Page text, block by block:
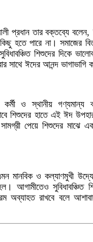
প্রধান তার বক্তব্যে বলেন,
হতে পারে না। সমাজের
শিশুদের দিকে
সাথে ঈদের আনন্দ ভাগাভাগি
কর্মী ও স্থানীয় গণ্যমান্য
শিশুদের হাতে এই ঈদ
পেয়ে শিশুদের মাঝে
মানবিক ও কল্যাণমুখী
আগামীতেও সুবিধাবঞ্চিত
অব্যাহত রাখবে বলে